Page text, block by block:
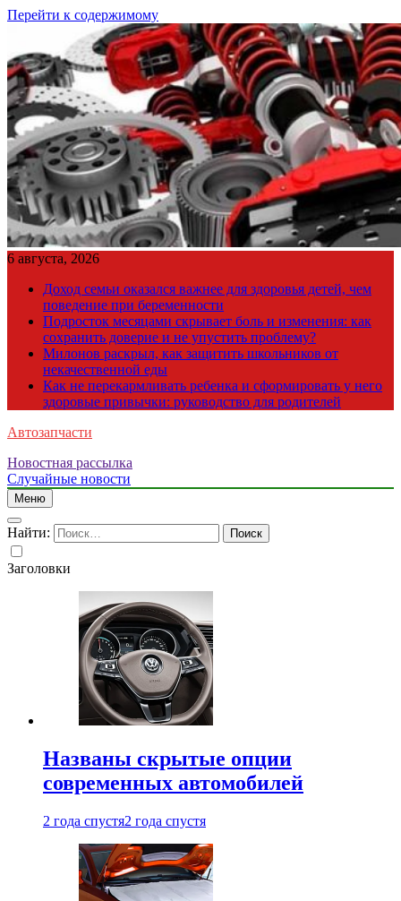
Перейти к содержимому
6 августа, 2026
Доход семьи оказался важнее для здоровья детей, чем
поведение при беременности
Подросток месяцами скрывает боль и изменения: как
сохранить доверие и не упустить проблему?
Милонов раскрыл, как защитить школьников от
некачественной еды
Как не перекармливать ребенка и сформировать у него
здоровые привычки: руководство для родителей
Автозапчасти
Новостная рассылка
Случайные новости
Меню
Найти:
Заголовки
Названы скрытые опции
современных автомобилей
2 года спустя2 года спустя